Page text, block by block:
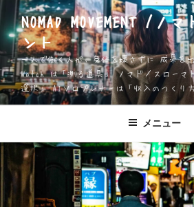
ン
テ
ン
ツ
へ
ス
NOMAD MOVEMENT /ノ
ント
一人で働く人が、身体を壊さずに 成果を
Watch は「測る道具」 ノマド／スローマ
選択」 AIソロプレナーは「収入のつくり
メニュー